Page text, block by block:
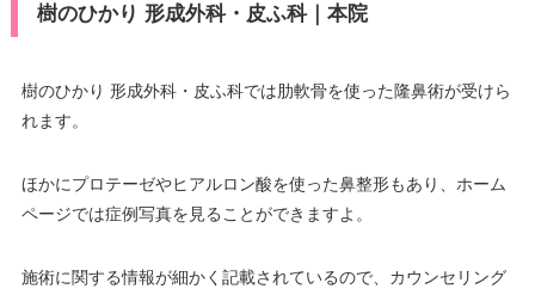
樹のひかり 形成外科・皮ふ科｜本院
樹のひかり 形成外科・皮ふ科では肋軟骨を使った隆鼻術が受けら
れます。
ほかにプロテーゼやヒアルロン酸を使った鼻整形もあり、ホーム
ページでは症例写真を見ることができますよ。
施術に関する情報が細かく記載されているので、カウンセリング